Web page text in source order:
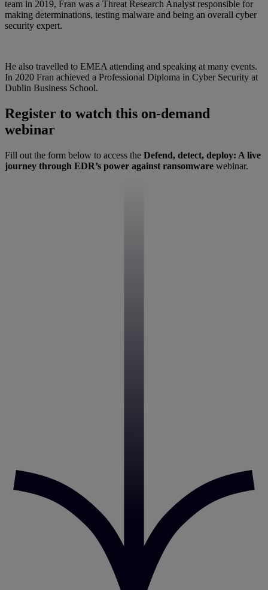
team in 2019, Fran was a Threat Research Analyst responsible for
making determinations, testing malware and being an overall cyber
security expert.
He also travelled to EMEA attending and speaking at many events.
In 2020 Fran achieved a Professional Diploma in Cyber Security at
Dublin Business School.
Register to watch this on-demand
webinar
Fill out the form below to access the Defend, detect, deploy: A live
journey through EDR’s power against ransomware webinar.